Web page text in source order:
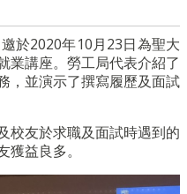
於2020年10月23日為聖大
講座。 勞工局代表介紹了
， 並演示了撰寫履歷及面試
校友於求職及面試時遇到的
益良多。